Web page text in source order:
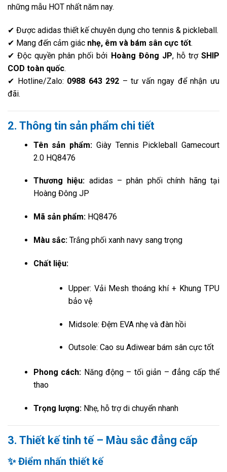
những mẫu HOT nhất năm nay.
✔ Được adidas thiết kế chuyên dụng cho tennis & pickleball.
✔ Mang đến cảm giác nhẹ, êm và bám sân cực tốt.
✔ Độc quyền phân phối bởi Hoàng Đông JP, hỗ trợSHIP
COD toàn quốc.
✔ Hotline/Zalo: 0988 643 292 – tư vấn ngay để nhận ưu
đãi.
2. Thông tin sản phẩm chi tiết
Tên sản phẩm: Giày Tennis Pickleball Gamecourt
2.0 HQ8476
Thương hiệu: adidas – phân phối chính hãng tại
Hoàng Đông JP
Mã sản phẩm:HQ8476
Màu sắc:Trắng phối xanh navy sang trọng
Chất liệu:
Upper: Vải Mesh thoáng khí + Khung TPU
bảo vệ
Midsole: Đệm EVA nhẹ và đàn hồi
Outsole: Cao su Adiwear bám sân cực tốt
Phong cách: Năng động – tối giản – đẳng cấp thể
thao
Trọng lượng:Nhẹ, hỗ trợ di chuyển nhanh
3. Thiết kế tinh tế – Màu sắc đẳng cấp
✨ Điểm nhấn thiết kế